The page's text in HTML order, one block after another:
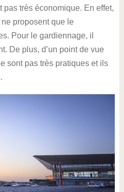
pas très économique. En effet,
proposent que le
Pour le gardiennage, il
De plus, d’un point de vue
sont pas très pratiques et ils